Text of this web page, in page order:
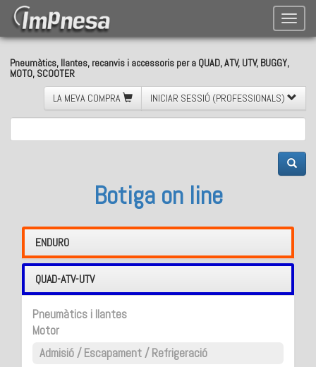
Toggle
Pneumàtics, llantes, recanvis i accessoris per a QUAD, ATV, UTV, BUGGY,
MOTO, SCOOTER
LA MEVA COMPRA
INICIAR SESSIÓ (PROFESSIONALS)
Botiga on line
ENDURO
QUAD-ATV-UTV
Pneumàtics i llantes
Motor
Admisió / Escapament / Refrigeració